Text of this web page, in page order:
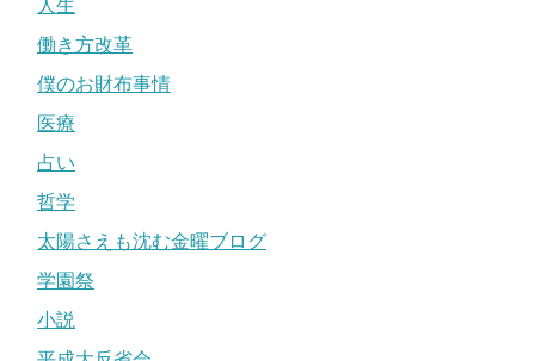
人生
働き方改革
僕のお財布事情
医療
占い
哲学
太陽さえも沈む金曜ブログ
学園祭
小説